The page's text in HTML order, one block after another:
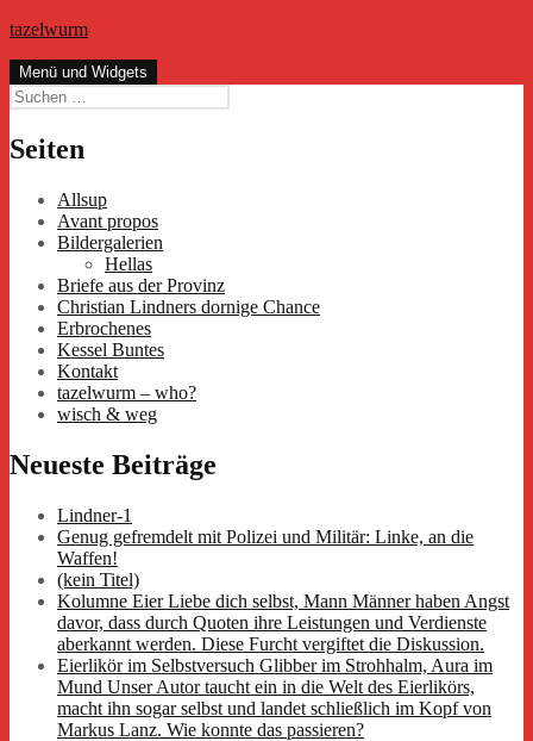
Zum
springen
tazelwurm
Menü und Widgets
Suchen
nach:
Seiten
Allsup
Avant propos
Bildergalerien
Hellas
Briefe aus der Provinz
Christian Lindners dornige Chance
Erbrochenes
Kessel Buntes
Kontakt
tazelwurm – who?
wisch & weg
Neueste Beiträge
Lindner-1
Genug gefremdelt mit Polizei und Militär: Linke, an die
Waffen!
(kein Titel)
Kolumne Eier Liebe dich selbst, Mann Männer haben Angst
davor, dass durch Quoten ihre Leistungen und Verdienste
aberkannt werden. Diese Furcht vergiftet die Diskussion.
Eierlikör im Selbstversuch Glibber im Strohhalm, Aura im
Mund Unser Autor taucht ein in die Welt des Eierlikörs,
macht ihn sogar selbst und landet schließlich im Kopf von
Markus Lanz. Wie konnte das passieren?